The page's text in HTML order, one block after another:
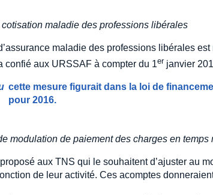
cotisation maladie des professions libérales
maladie des professions libérales
confié aux URSSAF à compter du 1er janvier
cette mesure figurait dans la loi de
pour 2016.
modulation de paiement des charges en temps
aux TNS qui le souhaitent d’ajuster au
de leur activité. Ces acomptes